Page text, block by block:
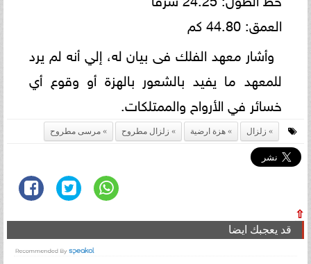
​العمق: 44.80 كم
وأشار معهد الفلك فى بيان له، إلي أنه لم يرد
للمعهد ما يفيد بالشعور بالهزة أو وقوع أي
خسائر في الأرواح والممتلكات.
زلزال هزة ارضية زلزال مطروح مرسى مطروح
⇧
قد يعجبك ايضا